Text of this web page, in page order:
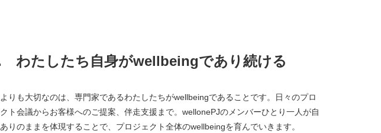
. わたしたち自身がwellbeingであり続ける
りも大切なのは、専門家であるわたしたちがwellbeingであることです。日々のプロ
ト会議からお客様へのご提案、伴走支援まで。wellonePJのメンバーひとり一人が自
りのままを体現することで、プロジェクト全体のwellbeingを育んでいきます。